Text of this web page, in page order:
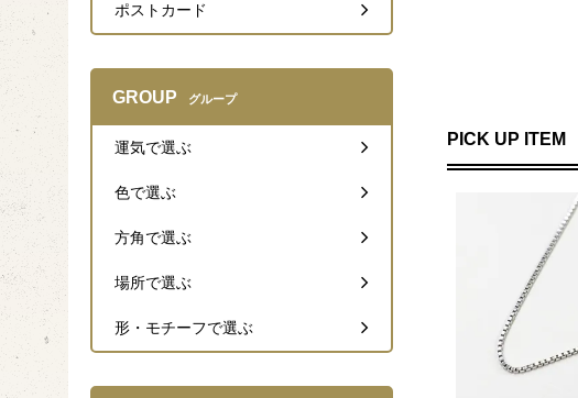
PICK UP ITEM
ポストカード
GROUP グループ
運気で選ぶ
色で選ぶ
方角で選ぶ
場所で選ぶ
形・モチーフで選ぶ